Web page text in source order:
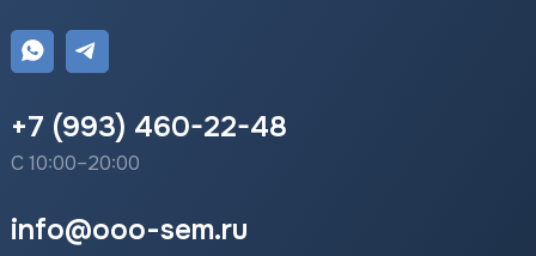
+7 (993) 460-22-48
С 10:00–20:00
info@ooo-sem.ru